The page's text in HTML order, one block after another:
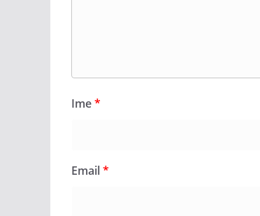
Ime*
Email*